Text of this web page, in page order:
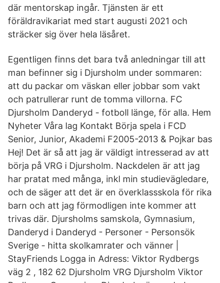
där mentorskap ingår. Tjänsten är ett
föräldravikariat med start augusti 2021 och
sträcker sig över hela läsåret.
Egentligen finns det bara två anledningar till att
man befinner sig i Djursholm under sommaren:
att du packar om väskan eller jobbar som vakt
och patrullerar runt de tomma villorna. FC
Djursholm Danderyd - fotboll länge, för alla. Hem
Nyheter Våra lag Kontakt Börja spela i FCD
Senior, Junior, Akademi F2005-2013 & Pojkar bas
Hej! Det är så att jag är väldigt intresserad av att
börja på VRG i Djursholm. Nackdelen är att jag
har pratat med många, inkl min studievägledare,
och de säger att det är en överklassskola för rika
barn och att jag förmodligen inte kommer att
trivas där. Djursholms samskola, Gymnasium,
Danderyd i Danderyd - Personer - Personsök
Sverige - hitta skolkamrater och vänner |
StayFriends Logga in Adress: Viktor Rydbergs
väg 2 , 182 62 Djursholm VRG Djursholm Viktor